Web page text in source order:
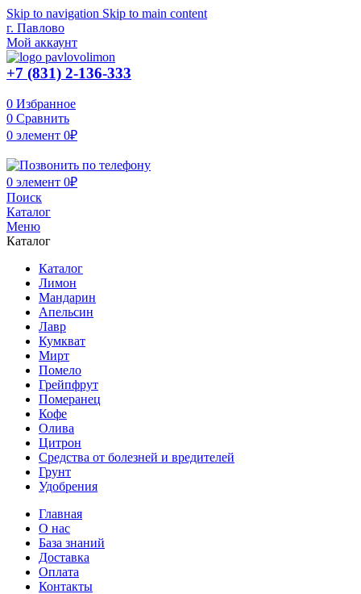
Skip to navigation Skip to main content
г. Павлово
Мой аккаунт
+7 (831) 2-136-333
0 Избранное
0 Сравнить
0 элемент 0₽
0 элемент 0₽
Поиск
Каталог
Меню
Каталог
Каталог
Лимон
Мандарин
Апельсин
Лавр
Кумкват
Мирт
Помело
Грейпфрут
Померанец
Кофе
Олива
Цитрон
Средства от болезней и вредителей
Грунт
Удобрения
Главная
О нас
База знаний
Доставка
Оплата
Контакты